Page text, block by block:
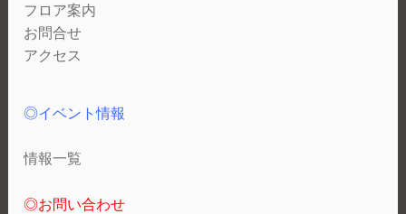
フロア案内
お問合せ
アクセス
◎イベント情報
情報一覧
◎お問い合わせ